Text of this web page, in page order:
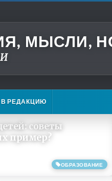
МЫСЛИ,
РЕДАКЦИЮ
ОБРАЗОВАНИЕ
советы
пример?